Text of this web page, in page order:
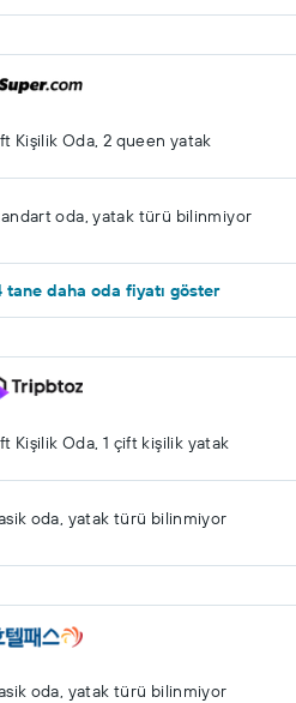
​Kişilik Oda, 2 queen yatak
oda, yatak türü bilinmiyor
tane daha oda fiyatı göster
​Kişilik Oda, 1 çift kişilik yatak
oda, yatak türü bilinmiyor
oda, yatak türü bilinmiyor